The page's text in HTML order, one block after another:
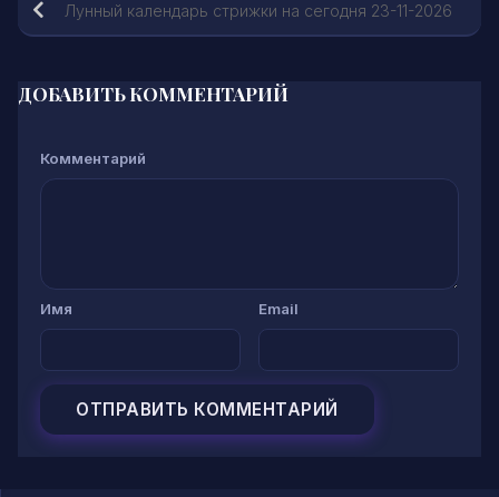
Лунный календарь стрижки на сегодня 23-11-2026
ДОБАВИТЬ КОММЕНТАРИЙ
Комментарий
Имя Email